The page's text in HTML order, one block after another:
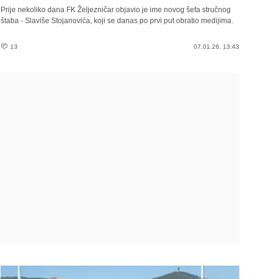
Prije nekoliko dana FK Željezničar objavio je ime novog šefa stručnog
štaba - Slaviše Stojanovića, koji se danas po prvi put obratio medijima.
13 07.01.26. 13:43